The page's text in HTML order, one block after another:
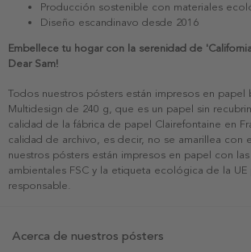
Producción sostenible con materiales
Diseño escandinavo desde 2016
Embellece tu hogar con la serenidad de
Dear Sam!
Todos nuestros pósters están impresos en papel
Multidesign de 240 g, que es un papel sin
calidad de la fábrica de papel Clairefontaine en
calidad de archivo, es decir, no se amarillea con
nuestros pósters están impresos en papel con
ambientales FSC y la etiqueta ecológica de la UE
responsable.
Acerca de nuestros pósters